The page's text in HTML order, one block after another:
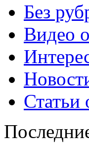
Без
Видео
Статьи